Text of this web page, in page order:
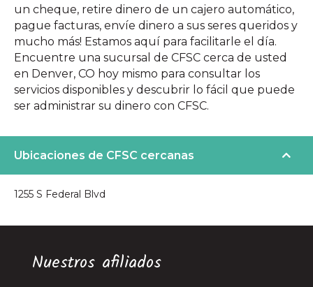
un cheque, retire dinero de un cajero automático,
pague facturas, envíe dinero a sus seres queridos y
mucho más! Estamos aquí para facilitarle el día.
Encuentre una sucursal de CFSC cerca de usted
en Denver, CO hoy mismo para consultar los
servicios disponibles y descubrir lo fácil que puede
ser administrar su dinero con CFSC.
Ubicaciones de CFSC cercanas
1255 S Federal Blvd
Nuestros afiliados